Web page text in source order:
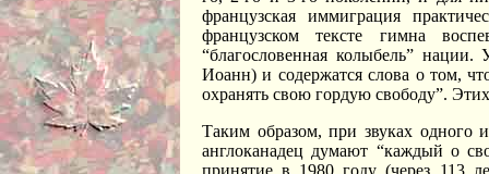
французская иммиграция
французском тексте гимна
“благословенная колыбель”
Иоанн) и содержатся слова о том,
охранять свою гордую свободу”.
Таким образом, при звуках одного
англоканадец думают “каждый о
принятие в 1980 году (через 113